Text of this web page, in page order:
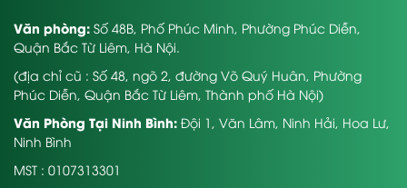
Văn phòng: Số 48B, Phố Phúc Minh, Phường Phúc Diễn,
Quận Bắc Từ Liêm, Hà Nội.
(địa chỉ cũ : Số 48, ngõ 2, đường Võ Quý Huân, Phường
Phúc Diễn, Quận Bắc Từ Liêm, Thành phố Hà Nội)
Văn Phòng Tại Ninh Bình: Đội 1, Văn Lâm, Ninh Hải, Hoa Lư,
Ninh Bình
MST : 0107313301